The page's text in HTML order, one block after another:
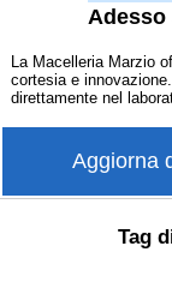
Adesso
La Macelleria Marzio
cortesia e
direttamente nel
Aggiorna
Tag